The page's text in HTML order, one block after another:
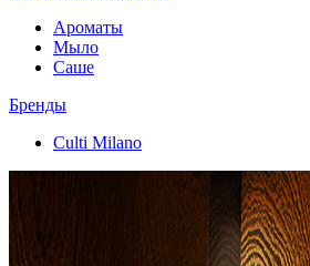
Ароматы
Мыло
Саше
Бренды
Culti Milano